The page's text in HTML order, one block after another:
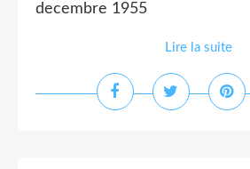
decembre 1955
Lire la suite